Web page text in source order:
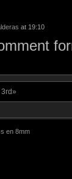
at 19:10
en 8mm